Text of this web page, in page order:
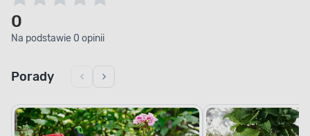
0
Na podstawie 0 opinii
Porady